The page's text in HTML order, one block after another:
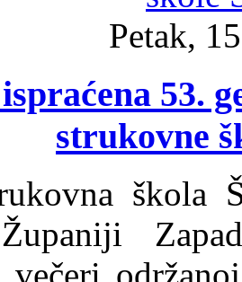
Petak,
ispraćena 53.
strukovne
škola